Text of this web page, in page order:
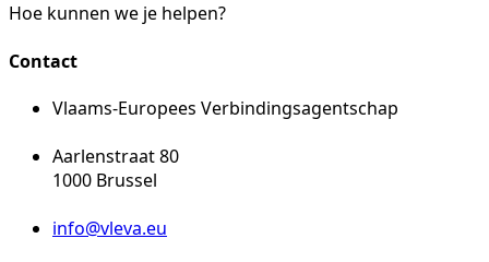
Hoe kunnen we je helpen?
Contact
Vlaams-Europees Verbindingsagentschap
Aarlenstraat 80
1000 Brussel
info@vleva.eu